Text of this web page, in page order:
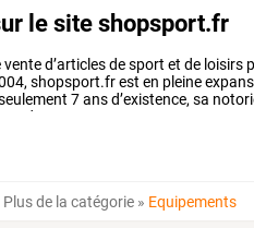
le site shopsport.fr
vented’articlesdesport et de loisirs
shopsport.frest en pleine
7ansd’existence, sa
de
Plus de la catégorie » Equipements